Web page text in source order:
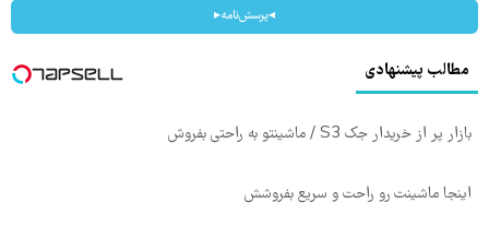
◂پرسش‌نامه▸
مطالب پیشنهادی
بازار پر از خریدار جک S3 / ماشینتو به راحتی بفروش
اینجا ماشینت رو راحت و سریع بفروشش